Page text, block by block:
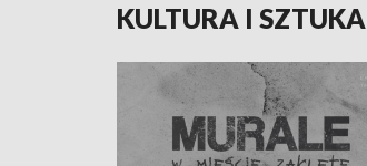
KULTURA I SZTUKA